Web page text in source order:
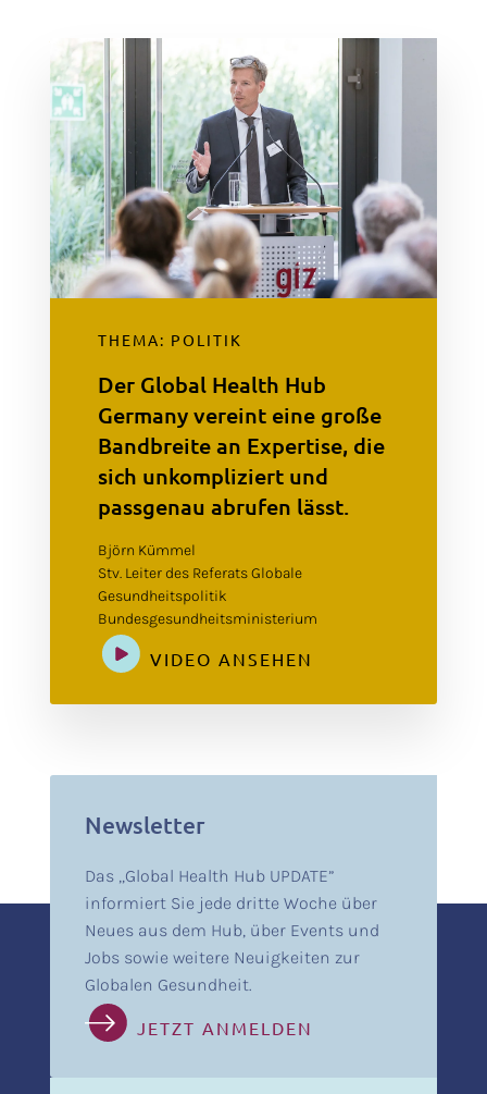
THEMA: POLITIK
Der Global Health Hub
Germany vereint eine große
Bandbreite an Expertise, die
sich unkompliziert und
passgenau abrufen lässt.
Björn Kümmel
Stv. Leiter des Referats Globale
Gesundheitspolitik
Bundesgesundheitsministerium
VIDEO ANSEHEN
Newsletter
Das „Global Health Hub UPDATE”
informiert Sie jede dritte Woche über
Neues aus dem Hub, über Events und
Jobs sowie weitere Neuigkeiten zur
Globalen Gesundheit.
JETZT ANMELDEN